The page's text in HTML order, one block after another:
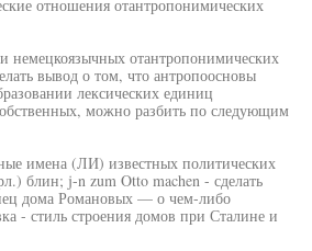
отношения отантропонимических
немецкоязычных отантропонимических
вывод о том, что антропоосновы
лексических единиц
можно разбить по следующим
имена (ЛИ) известных политических
блин; j-n zum Otto machen - сделать
дома Романовых — о чем-либо
- стиль строения домов при Сталине и